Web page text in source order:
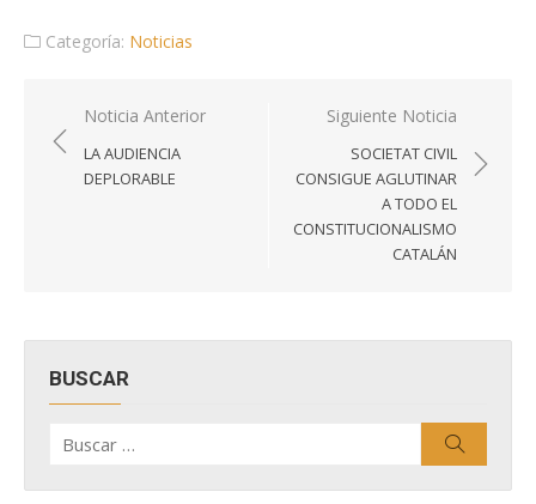
Categoría: Noticias
Navegación
de
entradas
Noticia Anterior
LA AUDIENCIA
DEPLORABLE
Siguiente Noticia
SOCIETAT CIVIL
CONSIGUE AGLUTINAR
A TODO EL
CONSTITUCIONALISMO
CATALÁN
BUSCAR
por: